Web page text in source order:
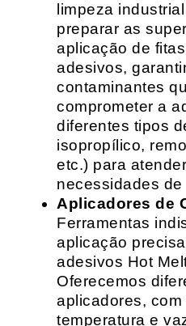
limpeza
preparar as
aplicação de
adesivos,
contaminantes
comprometer a
diferentes tipos
isopropílico,
etc.) para
necessidades de
Aplicadores de
Ferramentas
aplicação
adesivos Hot
Oferecemos
aplicadores,
temperatura e